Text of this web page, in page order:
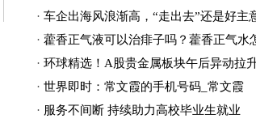
· 车企出海风浪渐高，“走出去”还是好主意吗？-当前要
· 藿香正气液可以治痱子吗？藿香正气水怎么治疗痱子？ 观热
· 环球精选！A股贵金属板块午后异动拉升 银泰黄金涨近
· 世界即时：常文霞的手机号码_常文霞
· 服务不间断 持续助力高校毕业生就业